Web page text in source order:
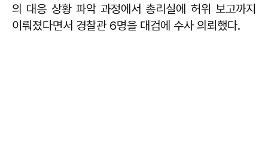
의 대응 상황 파악 과정에서 총리실에 허위 보고까지
이뤄졌다면서 경찰관 6명을 대검에 수사 의뢰했다.